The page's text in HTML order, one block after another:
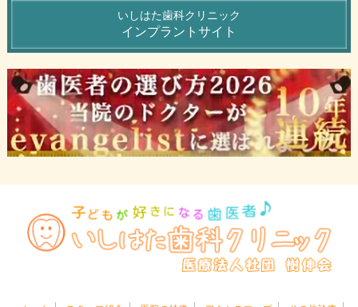
いしはた歯科クリニック
インプラントサイト